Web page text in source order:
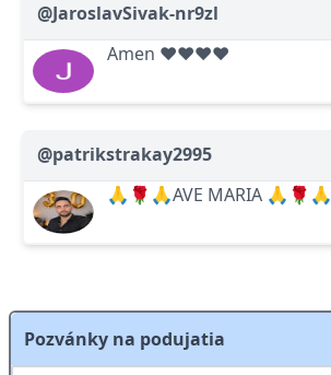
@JaroslavSivak-nr9zl
Amen ❤️❤️❤❤
@patrikstrakay2995
🙏🌹🙏AVE MARIA 🙏🌹🙏
Pozvánky na podujatia